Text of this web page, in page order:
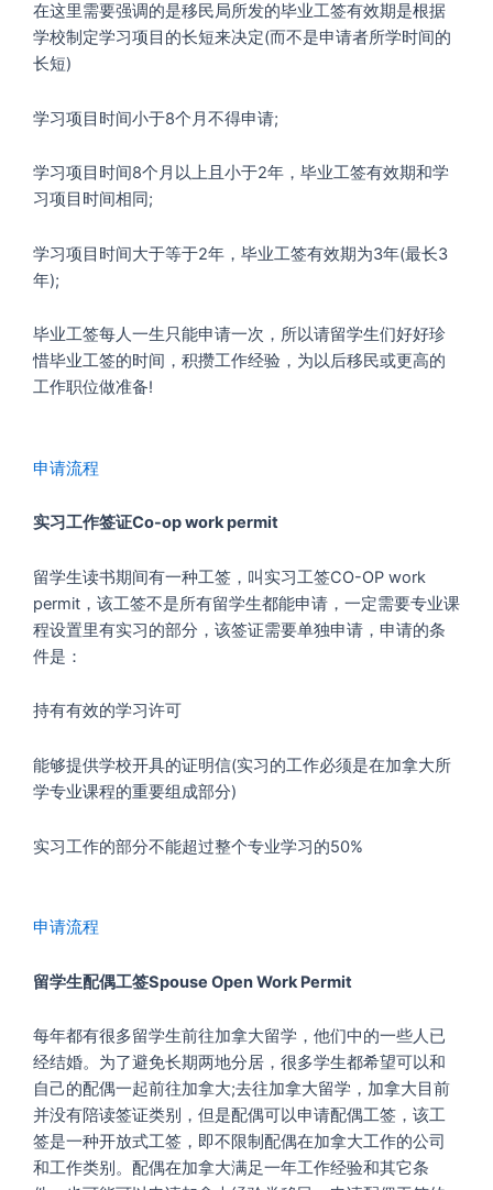
在这里需要强调的是移民局所发的毕业工签有效期是根据
学校制定学习项目的长短来决定(而不是申请者所学时间的
长短)
学习项目时间小于8个月不得申请;
学习项目时间8个月以上且小于2年，毕业工签有效期和学
习项目时间相同;
学习项目时间大于等于2年，毕业工签有效期为3年(最长3
年);
毕业工签每人一生只能申请一次，所以请留学生们好好珍
惜毕业工签的时间，积攒工作经验，为以后移民或更高的
工作职位做准备!
申请流程
实习工作签证Co-op work permit
留学生读书期间有一种工签，叫实习工签CO-OP work
permit，该工签不是所有留学生都能申请，一定需要专业课
程设置里有实习的部分，该签证需要单独申请，申请的条
件是：
持有有效的学习许可
能够提供学校开具的证明信(实习的工作必须是在加拿大所
学专业课程的重要组成部分)
实习工作的部分不能超过整个专业学习的50%
申请流程
留学生配偶工签Spouse Open Work Permit
每年都有很多留学生前往加拿大留学，他们中的一些人已
经结婚。为了避免长期两地分居，很多学生都希望可以和
自己的配偶一起前往加拿大;去往加拿大留学，加拿大目前
并没有陪读签证类别，但是配偶可以申请配偶工签，该工
签是一种开放式工签，即不限制配偶在加拿大工作的公司
和工作类别。配偶在加拿大满足一年工作经验和其它条